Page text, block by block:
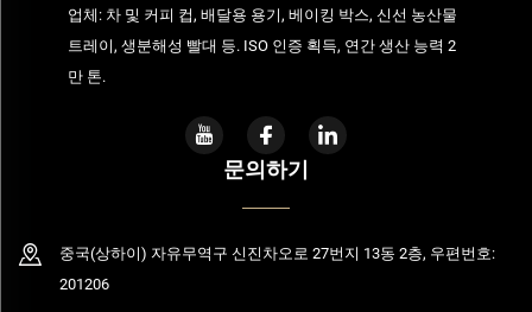
업체: 차 및 커피 컵, 배달용 용기, 베이킹 박스, 신선 농산물
트레이, 생분해성 빨대 등. ISO 인증 획득, 연간 생산 능력 2
만 톤.
문의하기
중국(상하이) 자유무역구 신진차오로 27번지 13동 2층, 우편번호:
201206